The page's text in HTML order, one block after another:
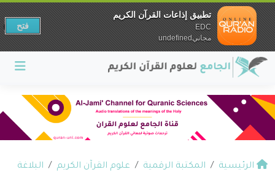
الرئيسية المكتبة الرقمية علوم القرآن الكريم
البلاغة
تطبيق إذاعات القرآن الكريم
EDC
مجانيundefined
فتح